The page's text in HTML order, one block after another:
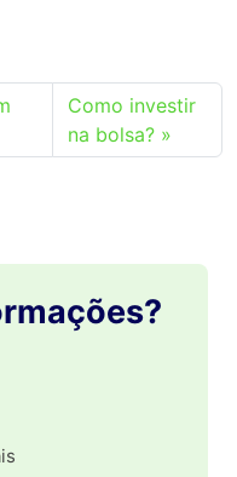
Como investir
na bolsa?